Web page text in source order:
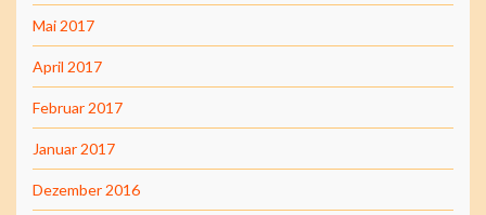
Mai 2017
April 2017
Februar 2017
Januar 2017
Dezember 2016